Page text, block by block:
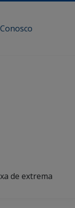
de extrema